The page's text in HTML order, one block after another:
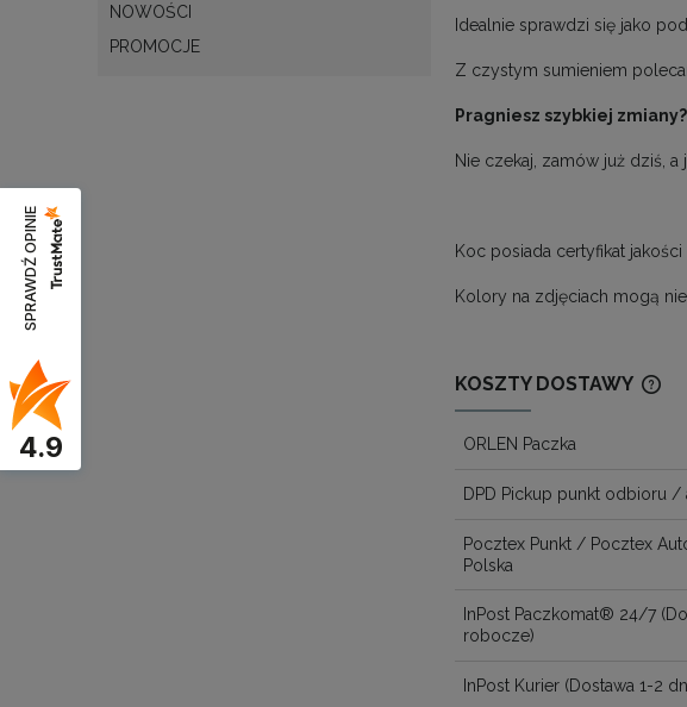
NOWOŚCI
PROMOCJE
Idealnie sprawdzi się jako
Z czystym sumieniem
Pragniesz szybkiej zmiany?
Nie czekaj, zamów już dziś,
Koc posiada certyfikat jakości
Kolory na zdjęciach mogą
KOSZTY DOSTAWY
ORLEN Paczka
DPD Pickup punkt odbioru
Pocztex Punkt / Pocztex
Polska
InPost Paczkomat® 24/7
robocze)
InPost Kurier (Dostawa 1-2
SPRAWDŹ OPINIE
4.9